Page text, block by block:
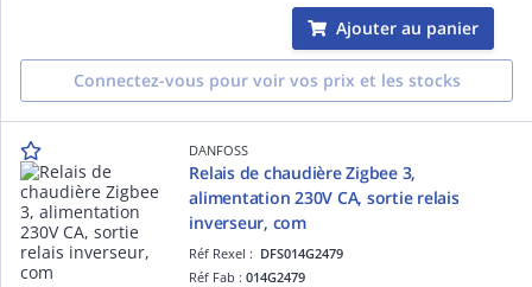
Ajouter au panier
Connectez-vous pour voir vos prix et les stocks
DANFOSS
Relais de chaudière Zigbee 3,
alimentation 230V CA, sortie relais
inverseur, com
Réf Rexel : DFS014G2479
Réf Fab :014G2479